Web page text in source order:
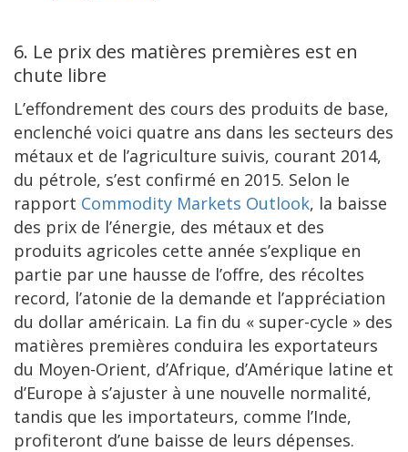
6. Le prix des matières premières est en
chute libre
L’effondrement des cours des produits de base,
enclenché voici quatre ans dans les secteurs des
métaux et de l’agriculture suivis, courant 2014,
du pétrole, s’est confirmé en 2015. Selon le
rapport Commodity Markets Outlook, la baisse
des prix de l’énergie, des métaux et des
produits agricoles cette année s’explique en
partie par une hausse de l’offre, des récoltes
record, l’atonie de la demande et l’appréciation
du dollar américain. La fin du « super-cycle » des
matières premières conduira les exportateurs
du Moyen-Orient, d’Afrique, d’Amérique latine et
d’Europe à s’ajuster à une nouvelle normalité,
tandis que les importateurs, comme l’Inde,
profiteront d’une baisse de leurs dépenses.